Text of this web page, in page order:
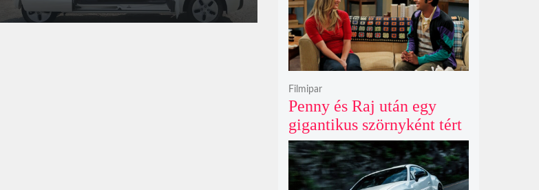
Penny és Raj után egy
gigantikus szörnyként tért
vissza valaki az
Agymenők legújabb spin-
offjában
Filmipar